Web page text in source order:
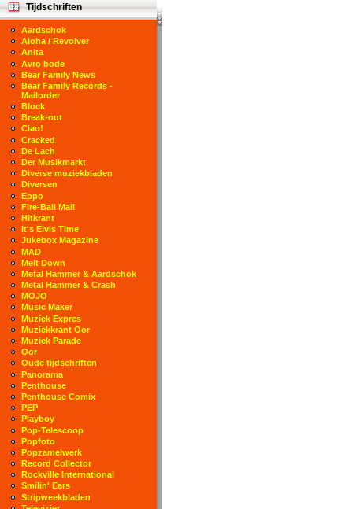
Tijdschriften
Aardschok
Aloha / Revolver
Anita
Avro bode
Bear Family News
Bear Family Records -
Mailorder
Block
Break-out
Ciao!
Cracked
De Lach
Der Musikmarkt
Diverse muziekbladen
Diversen
Eppo
Fire-Ball Mail
Hitkrant
It's Elvis Time
Jukebox Magazine
MAD
Melt Down
Metal Hammer & Aardschok
Metal Hammer & Crash
MOJO
Music Maker
Muziek Expres
Muziekkrant Oor
Muziek Parade
Oor
Oude tijdschriften
Panorama
Penthouse
Penthouse Comix
PEP
Playboy
Pop-Telescoop
Popfoto
Popzamelwerk
Record Collector
Rockville International
Smilin' Ears
Stripweekbladen